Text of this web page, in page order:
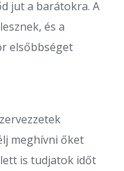
jut a barátokra. A
és a
elsőbbséget
meghívni őket
is tudjatok időt